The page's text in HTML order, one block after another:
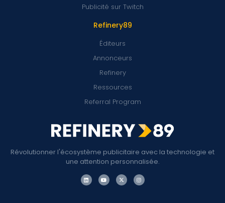
Révolutionner l'écosystème publicitaire avec la technologie et
une attention personnalisée.
Refinery89
Éditeurs
Annonceurs
Refinery
Ressources
Referral Program
Publicité sur Twitch